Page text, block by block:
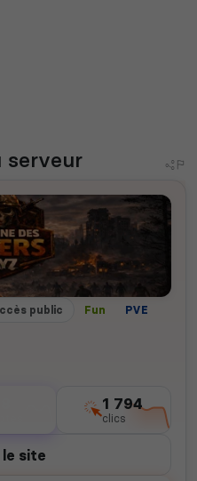
serveur
public Fun
PVE
1 794
clics
site